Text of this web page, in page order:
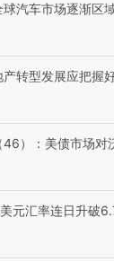
球汽车市场逐渐区
转型发展应把握
46）：美债市场对
元汇率连日升破